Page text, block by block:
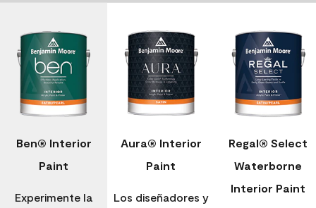
Ben® Interior
Paint
Experimente la
Aura® Interior
Paint
Los diseñadores y
Regal® Select
Waterborne
Interior Paint